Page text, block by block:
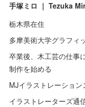
手塚ミロ ｜ Tezuka
栃木県在住
多摩美術大学グラフィ
卒業後、木工芸の仕事
制作を始める
MJイラストレーション
イラストレーターズ通